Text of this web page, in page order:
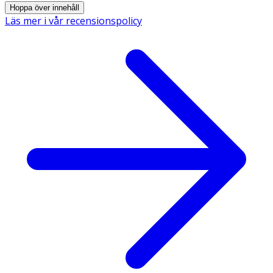
Hoppa över innehåll
Läs mer i vår recensionspolicy